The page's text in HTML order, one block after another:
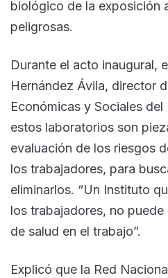
biológico de la exposición
peligrosas.
Durante el acto inaugural,
Hernández Ávila, director
Económicas y Sociales del
estos laboratorios son
evaluación de los riesgos
los trabajadores, para
eliminarlos. “Un Instituto
los trabajadores, no
de salud en el trabajo”.
Explicó que la Red